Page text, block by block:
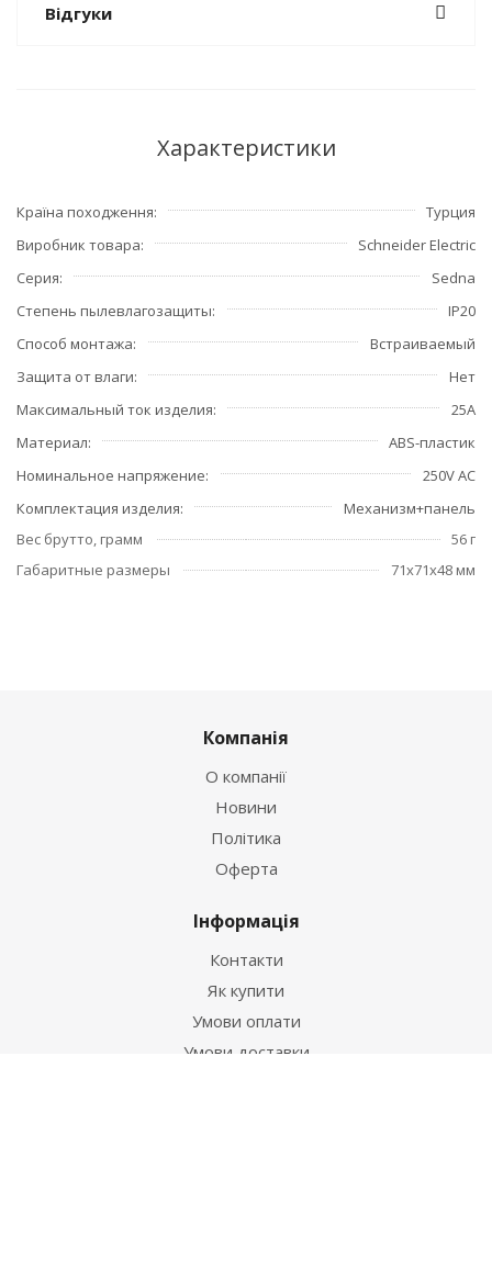
Відгуки
Характеристики
Країна походження
Турция
Виробник товара
Schneider Electric
Серия
Sedna
Степень пылевлагозащиты
IP20
Способ монтажа
Встраиваемый
Защита от влаги
Нет
Максимальный ток изделия
25А
Материал
ABS-пластик
Номинальное напряжение
250V AC
Комплектация изделия
Механизм+панель
Вес брутто, грамм
56 г
Габаритные размеры
71x71x48 мм
Компанія
О компанії
Новини
Політика
Оферта
Інформація
Контакти
Як купити
Умови оплати
Умови доставки